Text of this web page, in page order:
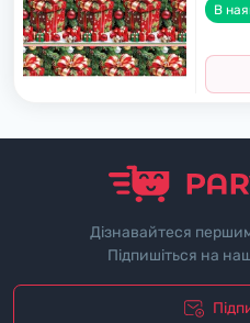
В
Дізнавайтеся
Підпишіться на